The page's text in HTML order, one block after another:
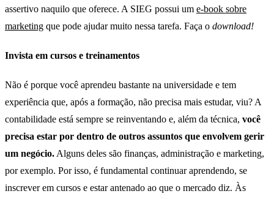
assertivo naquilo que oferece. A SIEG possui um e-book sobre
marketing que pode ajudar muito nessa tarefa. Faça o download!
Invista em cursos e treinamentos
Não é porque você aprendeu bastante na universidade e tem
experiência que, após a formação, não precisa mais estudar, viu? A
contabilidade está sempre se reinventando e, além da técnica, você
precisa estar por dentro de outros assuntos que envolvem gerir
um negócio. Alguns deles são finanças, administração e marketing,
por exemplo. Por isso, é fundamental continuar aprendendo, se
inscrever em cursos e estar antenado ao que o mercado diz. Às